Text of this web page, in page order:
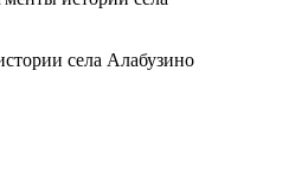
села Алабузино